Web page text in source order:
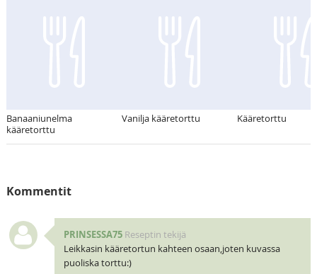
Banaaniunelma
kääretorttu
Vanilja kääretorttu Kääretorttu
Kommentit
PRINSESSA75 Reseptin tekijä
Leikkasin kääretortun kahteen osaan,joten kuvassa
puoliska torttu:)